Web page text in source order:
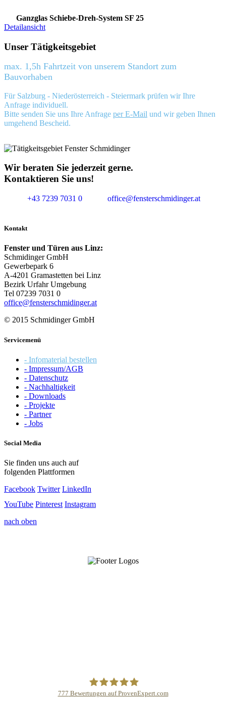
Ganzglas Schiebe-Dreh-System SF 25
Detailansicht
Unser Tätigkeitsgebiet
max. 1,5h Fahrtzeit von unserem Standort zum
Bauvorhaben
Für Salzburg - Niederösterreich - Steiermark prüfen wir Ihre
Anfrage individuell.
Bitte senden Sie uns Ihre Anfrage per E-Mail und wir geben Ihnen
umgehend Bescheid.
Wir beraten Sie jederzeit gerne.
Kontaktieren Sie uns!
+43 7239 7031 0 office@fensterschmidinger.at
Kontakt
Fenster und Türen aus Linz:
Schmidinger GmbH
Gewerbepark 6
A-4201 Gramastetten bei Linz
Bezirk Urfahr Umgebung
Tel 07239 7031 0
office@fensterschmidinger.at
© 2015 Schmidinger GmbH
Servicemenü
- Infomaterial bestellen
- Impressum/AGB
- Datenschutz
- Nachhaltigkeit
- Downloads
- Projekte
- Partner
- Jobs
Social Media
Sie finden uns auch auf
folgenden Plattformen
Facebook Twitter LinkedIn
YouTube Pinterest Instagram
nach oben
777 Bewertungen auf ProvenExpert.com